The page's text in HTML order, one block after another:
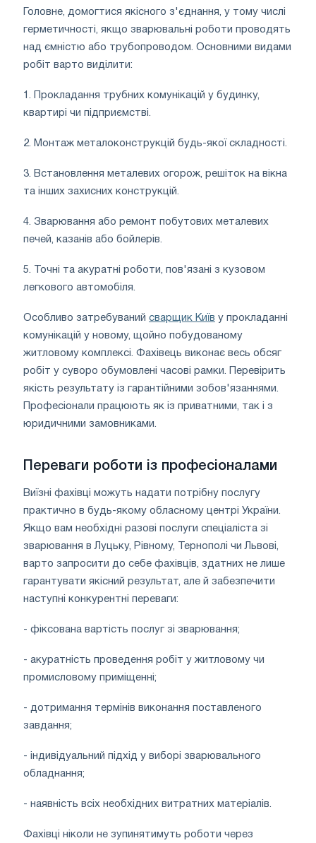
Головне, домогтися якісного з'єднання, у тому числі
герметичності, якщо зварювальні роботи проводять
над ємністю або трубопроводом. Основними видами
робіт варто виділити:
1. Прокладання трубних комунікацій у будинку,
квартирі чи підприємстві.
2. Монтаж металоконструкцій будь-якої складності.
3. Встановлення металевих огорож, решіток на вікна
та інших захисних конструкцій.
4. Зварювання або ремонт побутових металевих
печей, казанів або бойлерів.
5. Точні та акуратні роботи, пов'язані з кузовом
легкового автомобіля.
Особливо затребуваний сварщик Київ у прокладанні
комунікацій у новому, щойно побудованому
житловому комплексі. Фахівець виконає весь обсяг
робіт у суворо обумовлені часові рамки. Перевірить
якість результату із гарантійними зобов'язаннями.
Професіонали працюють як із приватними, так і з
юридичними замовниками.
Переваги роботи із професіоналами
Виїзні фахівці можуть надати потрібну послугу
практично в будь-якому обласному центрі України.
Якщо вам необхідні разові послуги спеціаліста зі
зварювання в Луцьку, Рівному, Тернополі чи Львові,
варто запросити до себе фахівців, здатних не лише
гарантувати якісний результат, але й забезпечити
наступні конкурентні переваги:
- фіксована вартість послуг зі зварювання;
- акуратність проведення робіт у житловому чи
промисловому приміщенні;
- дотримання термінів виконання поставленого
завдання;
- індивідуальний підхід у виборі зварювального
обладнання;
- наявність всіх необхідних витратних матеріалів.
Фахівці ніколи не зупинятимуть роботи через